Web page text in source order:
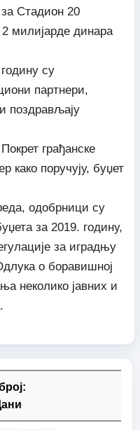
Стадион 20
милијарде динара
су
партнери,
поздрављају
грађанске
како поручују, буџет
одобрници су
за 2019. годину,
за иградњу
о боравишној
неколико јавних и